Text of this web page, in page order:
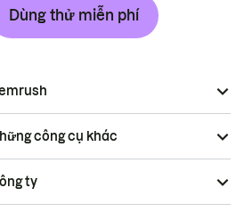
Dùng thử miễn phí
công cụ khác
ty